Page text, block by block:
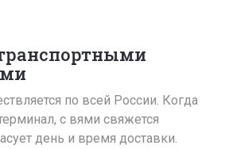
по всей России. Когда
с вями свяжется
день и время доставки.